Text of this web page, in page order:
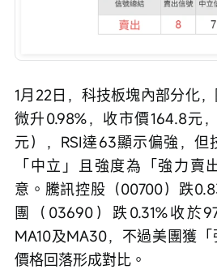
1月22日，科技板塊內部分化
微升0.98%，收市價164.8元
元），RSI達63顯示偏強，但
「中立」且強度為「強力賣
意。騰訊控股（00700）跌
團（03690）跌0.31%收於
MA10及MA30，不過美團獲
價格回落形成對比。